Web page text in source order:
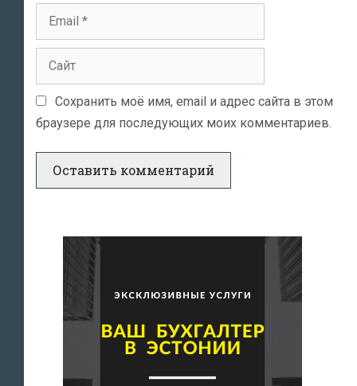
Сохранить моё имя, email и адрес сайта в этом
браузере для последующих моих комментариев.